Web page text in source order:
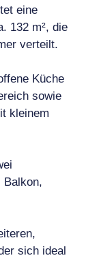
eine
132 m², die
verteilt.
Küche
sowie
kleinem
Balkon,
sich ideal